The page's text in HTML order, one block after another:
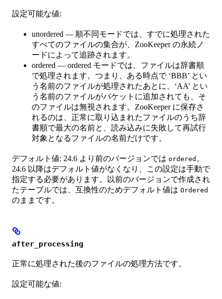
設定可能な値:
unordered — 順不同モードでは、すでに処理された
すべてのファイルの集合が、ZooKeeper の永続ノ
ードによって追跡されます。
ordered — ordered モードでは、ファイルは辞書順
で処理されます。つまり、ある時点で ‘BBB’ とい
う名前のファイルが処理されたあとに、‘AA’ とい
う名前のファイルがバケットに追加されても、そ
のファイルは無視されます。ZooKeeper に保存さ
れるのは、正常に取り込まれたファイルのうち辞
書順で最大の名前と、読み込みに失敗して再試行
対象となるファイルの名前だけです。
デフォルト値: 24.6 より前のバージョンでは ordered 。
24.6 以降はデフォルト値がなくなり、この設定は手動で
指定する必要があります。以前のバージョンで作成され
たテーブルでは、互換性のためデフォルト値は Ordered
のままです。
after_processing
正常に処理された後のファイルの処理方法です。
設定可能な値: